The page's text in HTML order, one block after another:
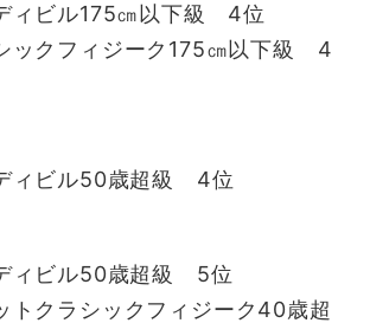
ィビル175㎝以下級 4位
ックフィジーク175㎝以下級 4
ィビル50歳超級 4位
ィビル50歳超級 5位
トクラシックフィジーク40歳超